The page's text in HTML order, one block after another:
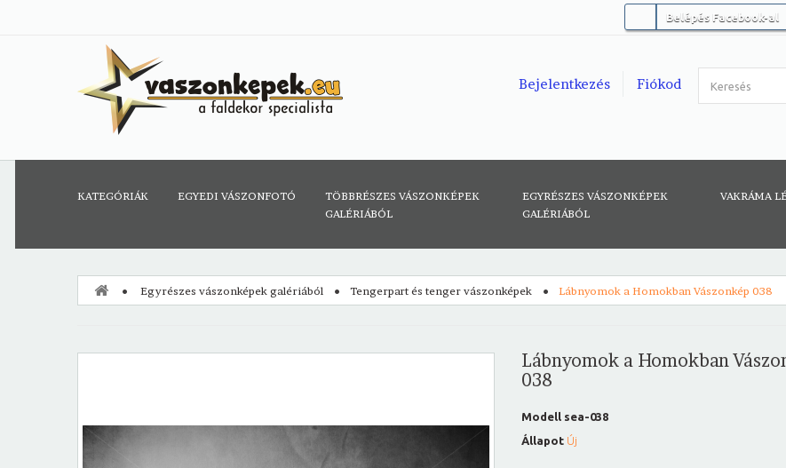
Belépés Facebook-al
Fiókod
Bejelentkezés
KATEGÓRIÁK EGYEDI VÁSZONFOTÓ
TÖBBRÉSZES VÁSZONKÉPEK
GALÉRIÁBÓL
EGYRÉSZES VÁSZONKÉPEK
GALÉRIÁBÓL
VAKRÁMA
Egyrészes vászonképek galériából Tengerpart és tenger vászonképek Lábnyomok a Homokban Vászonkép 038
Lábnyomok a Homokban
038
Modell sea-038
Állapot Új